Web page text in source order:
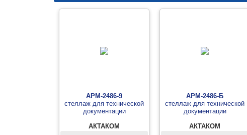
АРМ-2486-9
стеллаж для технической
документации
АКТАКОМ
АРМ-2486-Б
стеллаж для технической
документации
АКТАКОМ